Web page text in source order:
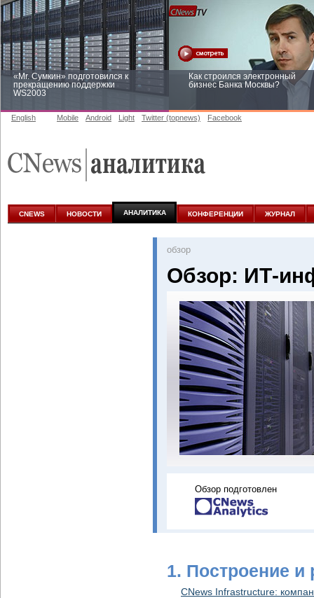
«Mr. Сумкин» подготовился к
прекращению поддержки
WS2003
Как строился электронный
бизнес Банка Москвы?
аналитике
English Mobile Android Light Twitter (topnews) Facebook
CNEWS НОВОСТИ АНАЛИТИКА КОНФЕРЕНЦИИ ЖУРНАЛ
oбзор
Обзор: ИТ-
Обзор подготовлен
1. Построение и
CNews Infrastructure: